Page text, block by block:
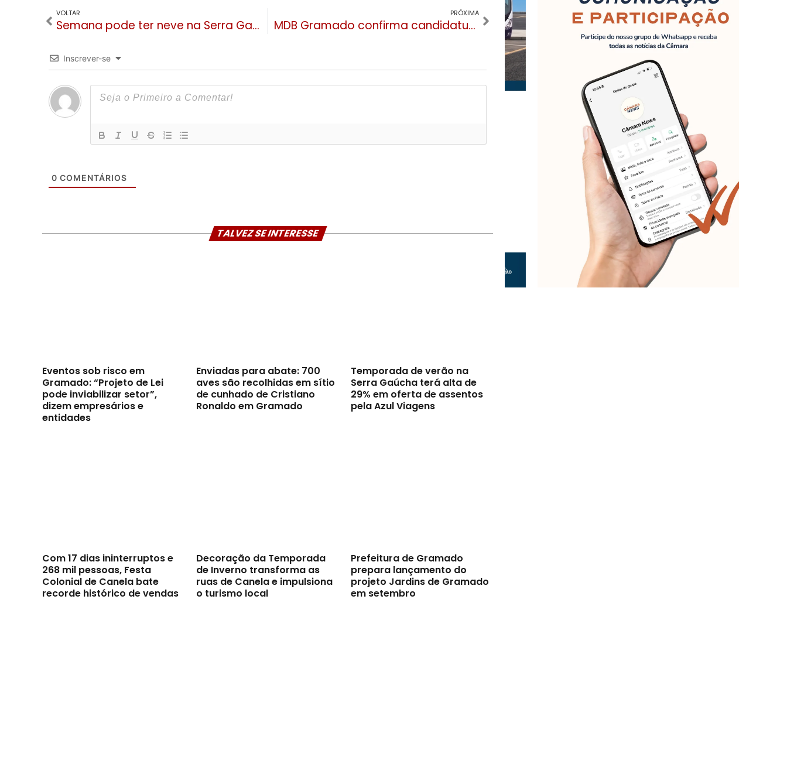
VOLTAR
Semana pode ter neve na Serra Gaúcha, inclusive em Gramado e Canela
PRÓXIMA
MDB Gramado confirma candidatura de Renan e Lauro para prefeito e vice
Inscrever-se
0 COMENTÁRIOS
TALVEZ SE INTERESSE
Eventos sob risco em
Gramado: “Projeto de Lei
pode inviabilizar setor”,
dizem empresários e
entidades
Enviadas para abate: 700
aves são recolhidas em sítio
de cunhado de Cristiano
Ronaldo em Gramado
Temporada de verão na
Serra Gaúcha terá alta de
29% em oferta de assentos
pela Azul Viagens
Com 17 dias ininterruptos e
268 mil pessoas, Festa
Colonial de Canela bate
recorde histórico de vendas
Decoração da Temporada
de Inverno transforma as
ruas de Canela e impulsiona
o turismo local
Prefeitura de Gramado
prepara lançamento do
projeto Jardins de Gramado
em setembro